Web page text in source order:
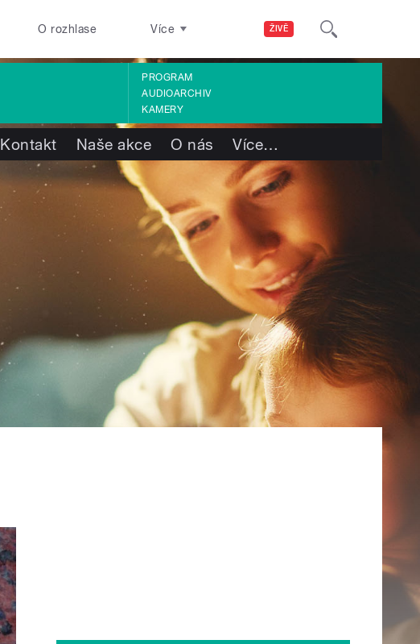
ŽIVĚ
O rozhlase Více
PROGRAM
AUDIOARCHIV
KAMERY
Kontakt Naše akce O nás Více…